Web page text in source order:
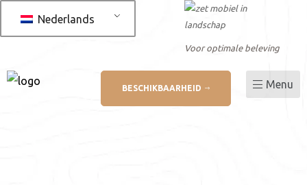
Nederlands
Voor optimale beleving
BESCHIKBAARHEID Menu